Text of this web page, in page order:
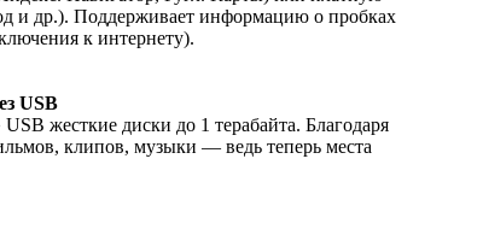
и др.). Поддерживает информацию о пробках
к интернету).
USB
жесткие диски до 1 терабайта. Благодаря
клипов, музыки — ведь теперь места